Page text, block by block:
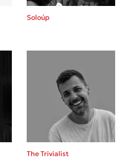
Γλωσσόπουλος
στο σχολείο
Soloúp
The Trivialist